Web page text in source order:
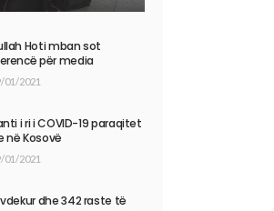
Hoti mban sot
për media
01/2021
i ri i COVID-19 paraqitet
në Kosovë
01/2021
dhe 342 raste të